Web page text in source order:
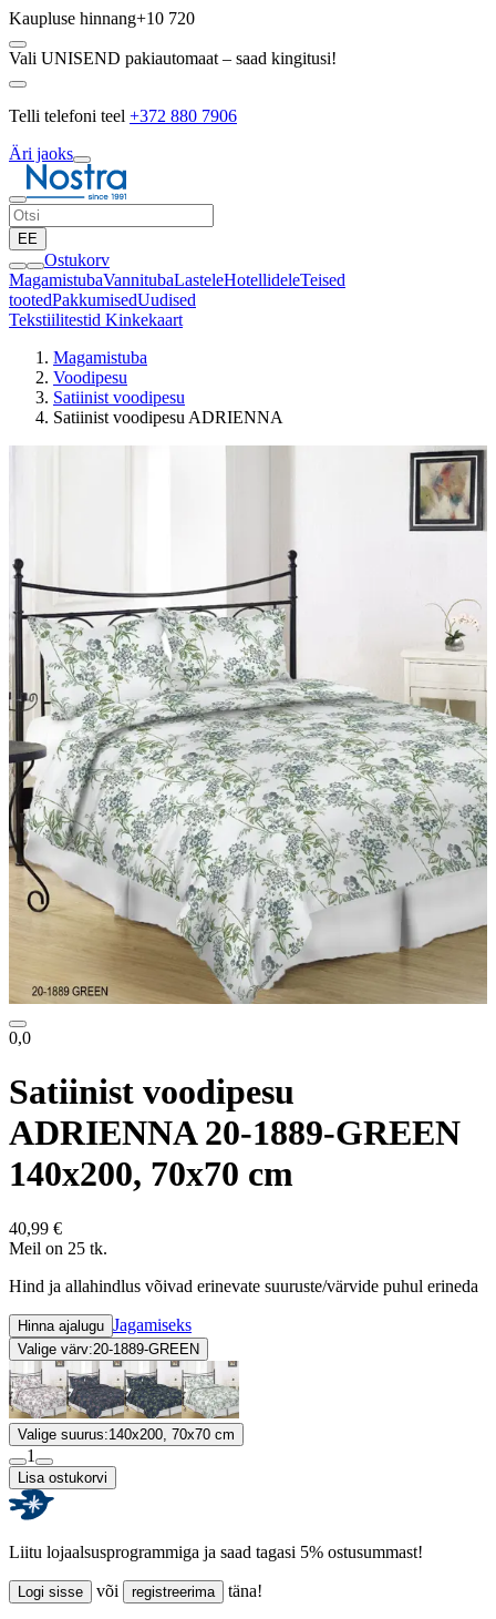
Kaupluse hinnang+10 720
Vali UNISEND pakiautomaat – saad kingitusi!
Telli telefoni teel +372 880 7906
Äri jaoks
EE
Ostukorv
MagamistubaVannitubaLasteleHotellideleTeised
tootedPakkumisedUudised
Tekstiilitestid Kinkekaart
Magamistuba
Voodipesu
Satiinist voodipesu
Satiinist voodipesu ADRIENNA
0,0
Satiinist voodipesu
ADRIENNA 20-1889-GREEN
140x200, 70x70 cm
40,99 €
Meil on 25 tk.
Hind ja allahindlus võivad erinevate suuruste/värvide puhul erineda
Hinna ajalugu Jagamiseks
Valige värv:20-1889-GREEN
Valige suurus:140x200, 70x70 cm
1
Lisa ostukorvi
Liitu lojaalsusprogrammiga ja saad tagasi 5% ostusummast!
Logi sisse või registreerima täna!